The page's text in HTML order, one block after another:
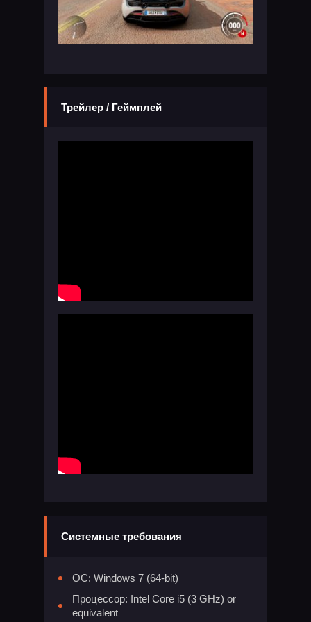
Трейлер / Геймплей
Системные требования
ОС: Windows 7 (64-bit)
Процессор: Intel Core i5 (3 GHz) or
equivalent